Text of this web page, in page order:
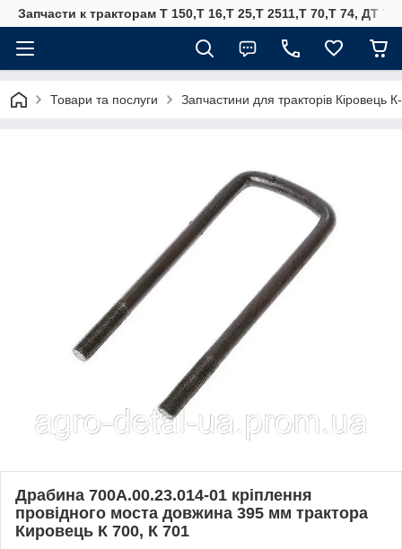
Запчасти к тракторам Т 150,Т 16,Т 25,Т 2511,Т 70,Т 74, ДТ
Товари та послуги Запчастини для тракторів Кіровець
Драбина 700А.00.23.014-01 кріплення
провідного моста довжина 395 мм трактора
Кировець К 700, К 701